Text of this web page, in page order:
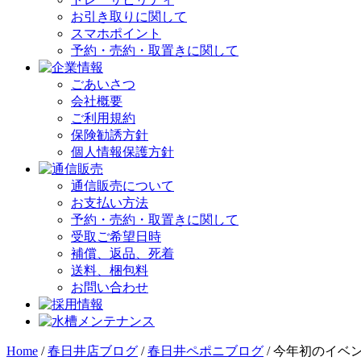
お引き取りに関して
スマホポイント
予約・売約・取置きに関して
ごあいさつ
会社概要
ご利用規約
保険勧誘方針
個人情報保護方針
通信販売について
お支払い方法
予約・売約・取置きに関して
受取ご希望日時
補償、返品、死着
送料、梱包料
お問い合わせ
Home /春日井店ブログ /春日井ペポニブログ /今年初のイベ